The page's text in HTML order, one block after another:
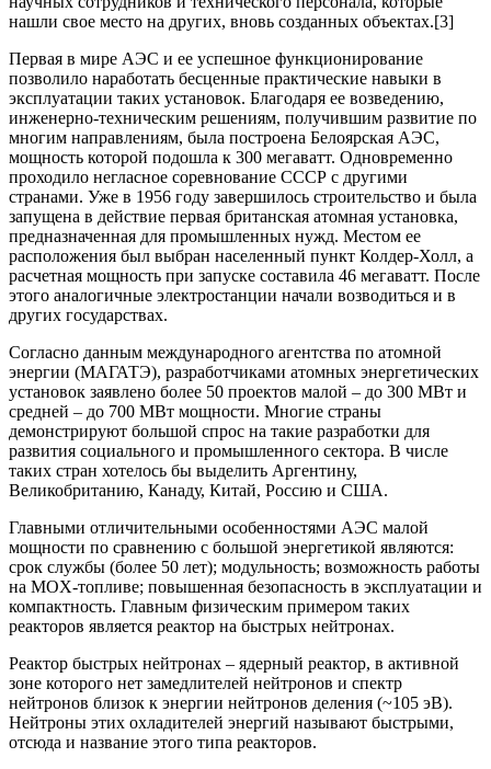
нашли свое место на других, вновь созданных объектах.[3]
Первая в мире АЭС и ее успешное функционирование
позволило наработать бесценные практические навыки в
эксплуатации таких установок. Благодаря ее возведению,
инженерно-техническим решениям, получившим развитие по
многим направлениям, была построена Белоярская АЭС,
мощность которой подошла к 300 мегаватт. Одновременно
проходило негласное соревнование СССР с другими
странами. Уже в 1956 году завершилось строительство и была
запущена в действие первая британская атомная установка,
предназначенная для промышленных нужд. Местом ее
расположения был выбран населенный пункт Колдер-Холл, а
расчетная мощность при запуске составила 46 мегаватт. После
этого аналогичные электростанции начали возводиться и в
других государствах.
Согласно данным международного агентства по атомной
энергии (МАГАТЭ), разработчиками атомных энергетических
установок заявлено более 50 проектов малой – до 300 МВт и
средней – до 700 МВт мощности. Многие страны
демонстрируют большой спрос на такие разработки для
развития социального и промышленного сектора. В числе
таких стран хотелось бы выделить Аргентину,
Великобританию, Канаду, Китай, Россию и США.
Главными отличительными особенностями АЭС малой
мощности по сравнению с большой энергетикой являются:
срок службы (более 50 лет); модульность; возможность работы
на MOX-топливе; повышенная безопасность в эксплуатации и
компактность. Главным физическим примером таких
реакторов является реактор на быстрых нейтронах.
Реактор быстрых нейтронах – ядерный реактор, в активной
зоне которого нет замедлителей нейтронов и спектр
нейтронов близок к энергии нейтронов деления (~105 эВ).
Нейтроны этих охладителей энергий называют быстрыми,
отсюда и название этого типа реакторов.